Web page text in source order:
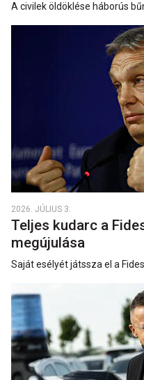
A civilek öldöklése háborús
2026. JÚLIUS 3.
Teljes kudarc a
megújulása
Saját esélyét játssza el a